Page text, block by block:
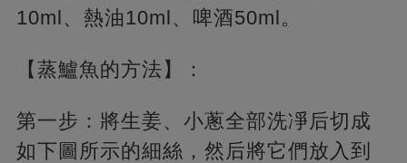
10ml、熱油10ml、啤酒50ml。
【蒸鱸魚的方法】：
第一步：將生姜、小蔥全部洗凈后切成
如下圖所示的細絲，然后將它們放入到